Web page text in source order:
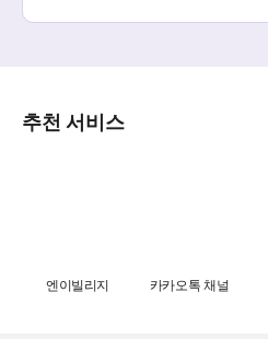
추천 서비스
엔이빌리지 카카오톡 채널